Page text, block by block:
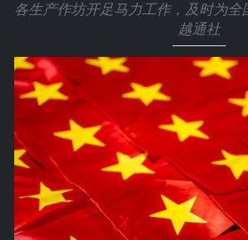
各生产作坊开足马力工作，及时为
越通社